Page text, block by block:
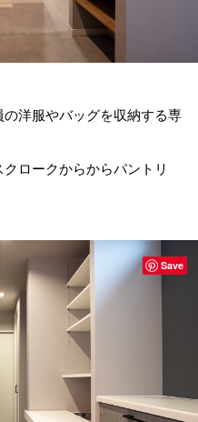
洋服やバッグを収納する専
ロークからからパントリ
Save